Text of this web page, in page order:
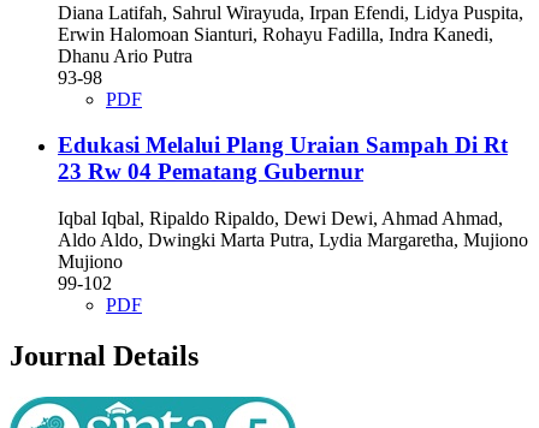
Diana Latifah, Sahrul Wirayuda, Irpan Efendi, Lidya Puspita,
Erwin Halomoan Sianturi, Rohayu Fadilla, Indra Kanedi,
Dhanu Ario Putra
93-98
PDF
Edukasi Melalui Plang Uraian Sampah Di Rt
23 Rw 04 Pematang Gubernur
Iqbal Iqbal, Ripaldo Ripaldo, Dewi Dewi, Ahmad Ahmad,
Aldo Aldo, Dwingki Marta Putra, Lydia Margaretha, Mujiono
Mujiono
99-102
PDF
Journal Details